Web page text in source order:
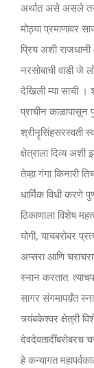
अर्थात असे असले
मोठ्या प्रमाणावर
प्रिय अशी
नरसोबाची वाडी जे
देखिली म्या साची ।
प्राचीन काळापासून
श्रीनॄसिंहसरस्वती
क्षेत्राला दिव्य
तेव्हा गंगा किनारी
धार्मिक विधी करणे
ठिकाणाला विशेष
योगी, याचबरोबर
अप्सरा आणि
स्नान करतात.
सागर संगमापर्य़ंत
त्र्यंबकेश्वर क्षेत्री
देवदेवतादींबरोबरच
हे कन्यागत